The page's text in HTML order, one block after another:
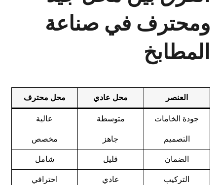
ومحترف في صناعة
المطابخ
العنصر محل عادي محل محترف
جودة الخامات متوسطة عالية
التصميم جاهز مخصص
الضمان قليل شامل
التركيب عادي احترافي